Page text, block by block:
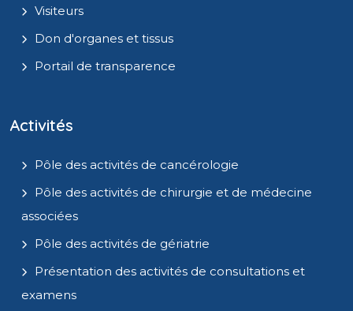
Visiteurs
Don d'organes et tissus
Portail de transparence
Activités
Pôle des activités de cancérologie
Pôle des activités de chirurgie et de médecine
associées
Pôle des activités de gériatrie
Présentation des activités de consultations et
examens